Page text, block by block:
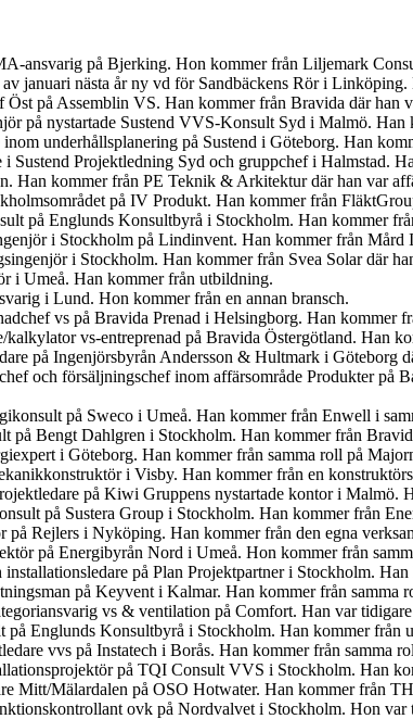
ansvarig på Bjerking. Hon kommer från Liljemark
januari nästa år ny vd för Sandbäckens Rör i
Öst på Assemblin VS. Han kommer från Bravida där han
på nystartade Sustend VVS-Konsult Syd i Malmö.
underhållsplanering på Sustend i Göteborg. Han
i Sustend Projektledning Syd och gruppchef i Halmstad.
Han kommer från PE Teknik & Arkitektur där han var
på IV Produkt. Han kommer från
på Englunds Konsultbyrå i Stockholm. Han kommer
i Stockholm på Lindinvent. Han kommer från Mård
i Stockholm. Han kommer från Svea Solar där
i Umeå. Han kommer från utbildning.
i Lund. Hon kommer från en annan bransch.
vs på Bravida Prenad i Helsingborg. Han kommer
kalkylator vs-entreprenad på Bravida Östergötland. Han
på Ingenjörsbyrån Andersson & Hultmark i Göteborg
och försäljningschef inom affärsområde Produkter
på Sweco i Umeå. Han kommer från Enwell i
på Bengt Dahlgren i Stockholm. Han kommer från
i Göteborg. Han kommer från samma roll på
i Visby. Han kommer från en
på Kiwi Gruppens nystartade kontor i Malmö.
på Sustera Group i Stockholm. Han kommer från
på Rejlers i Nyköping. Han kommer från den egna
på Energibyrån Nord i Umeå. Hon kommer från
på Plan Projektpartner i Stockholm.
på Keyvent i Kalmar. Han kommer från samma
vs & ventilation på Comfort. Han var
på Englunds Konsultbyrå i Stockholm. Han kommer från
vvs på Instatech i Borås. Han kommer från samma
på TQI Consult VVS i Stockholm. Han
Mitt/Mälardalen på OSO Hotwater. Han kommer från
ovk på Nordvalvet i Stockholm. Hon var